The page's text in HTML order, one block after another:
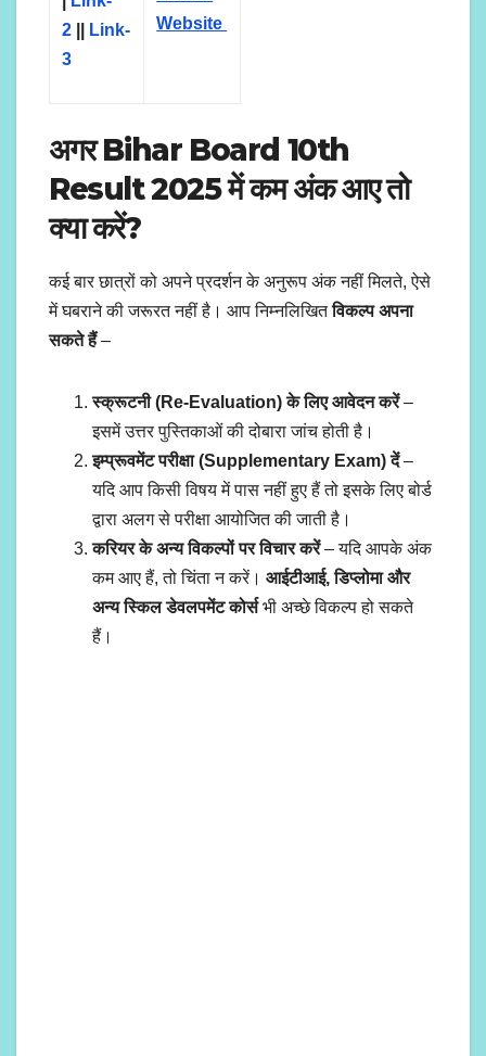
2
Link-
3
Website
अगरBihar Board 10th
Result 2025में कम अंक आए तो
क्या करें?
कई बार छात्रों को अपने प्रदर्शन के अनुरूप अंक नहीं मिलते, ऐसे
में घबराने की जरूरत नहीं है। आप निम्नलिखितविकल्प अपना
सकते हैं–
स्क्रूटनी (Re-Evaluation) के लिए आवेदन करें–
इसमें उत्तर पुस्तिकाओं की दोबारा जांच होती है।
इम्प्रूवमेंट परीक्षा (Supplementary Exam) दें–
यदि आप किसी विषय में पास नहीं हुए हैं तो इसके लिए बोर्ड
द्वारा अलग से परीक्षा आयोजित की जाती है।
करियर के अन्य विकल्पों पर विचार करें– यदि आपके अंक
कम आए हैं, तो चिंता न करें। आईटीआई, डिप्लोमा और
अन्य स्किल डेवलपमेंट कोर्सभी अच्छे विकल्प हो सकते
हैं।